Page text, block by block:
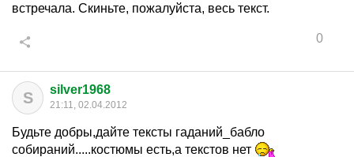
встречала. Скиньте, пожалуйста, весь текст.
0
S silver1968
21:11, 02.04.2012
Будьте добры,дайте тексты гаданий_бабло
собираний.....костюмы есть,а текстов нет